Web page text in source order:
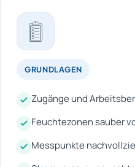
GRUNDLAGEN
Zugänge und
Feuchtezonen sauber
Messpunkte